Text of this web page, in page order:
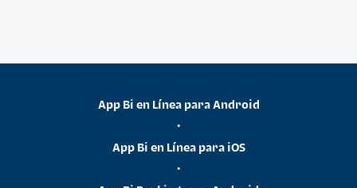
App Bi en Línea para Android
•
App Bi en Línea para iOS
•